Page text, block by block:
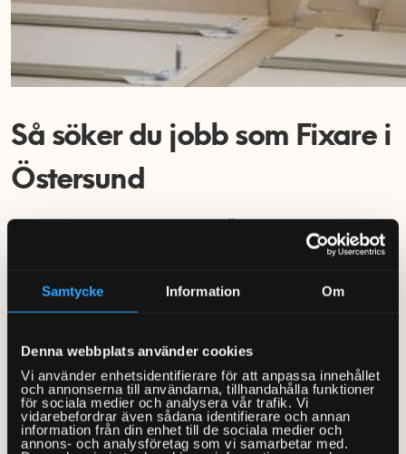
Samtycke Information Om
Denna webbplats använder cookies
Vi använder enhetsidentifierare för att anpassa innehållet
och annonserna till användarna, tillhandahålla funktioner
för sociala medier och analysera vår trafik. Vi
vidarebefordrar även sådana identifierare och annan
information från din enhet till de sociala medier och
annons- och analysföretag som vi samarbetar med.
Så söker du jobb som Fixare i
Östersund
Att söka jobb som Fixare i Östersund är enkelt.
Du gör en digital ansökan och väljer test för
den typen av uppdrag du är intresserad av.
kontaktar dig om du matchar det vi söker i
Östersund just nu.
När du blivit godkänd får du tillgång till appen
där alla uppdrag hanteras.